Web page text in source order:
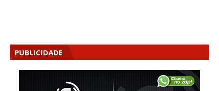
PUBLICIDADE